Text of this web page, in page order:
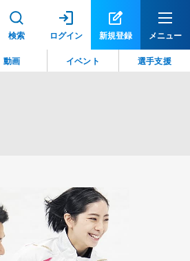
検索 ログイン 新規登録 メニュー
動画 イベント 選手支援